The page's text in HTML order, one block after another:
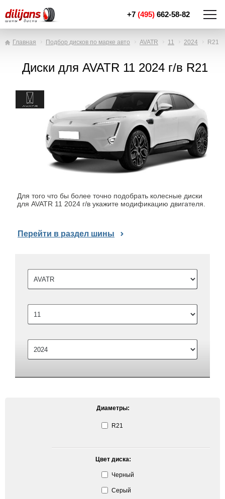
+7 (495) 662-58-82
Главная Подбор дисков по марке авто AVATR 11 2024 R21
Диски для AVATR 11 2024 г/в R21
Для того что бы более точно подобрать колесные диски
для AVATR 11 2024 г/в укажите модификацию двигателя.
Перейти в раздел шины
Диаметры:
R21
Цвет диска:
Черный
Серый